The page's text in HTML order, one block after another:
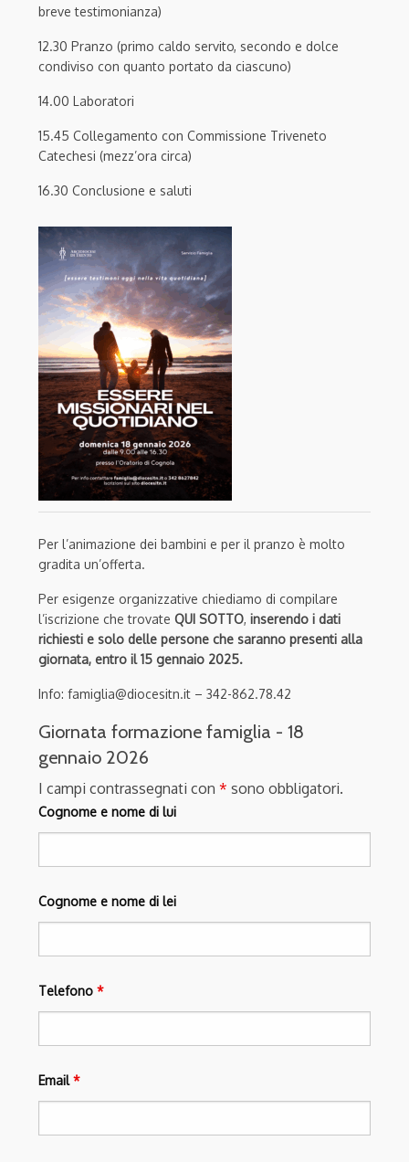
breve testimonianza)
12.30 Pranzo (primo caldo servito, secondo e dolce
condiviso con quanto portato da ciascuno)
14.00 Laboratori
15.45 Collegamento con Commissione Triveneto
Catechesi (mezz’ora circa)
16.30 Conclusione e saluti
Per l’animazione dei bambini e per il pranzo è molto
gradita un’offerta.
Per esigenze organizzative chiediamo di compilare
l’iscrizione che trovate QUI SOTTO, inserendo i dati
richiesti e solo delle persone che saranno presenti alla
giornata, entro il 15 gennaio 2025.
Info: famiglia@diocesitn.it – 342-862.78.42
Giornata formazione famiglia - 18
gennaio 2026
I campi contrassegnati con * sono obbligatori.
Cognome e nome di lui
Cognome e nome di lei
Telefono *
Email*